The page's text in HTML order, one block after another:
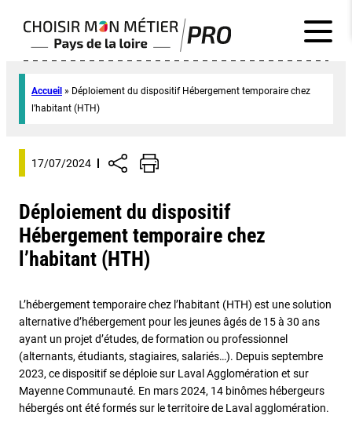
Accueil » Déploiement du dispositif Hébergement temporaire chez
l’habitant (HTH)
17/07/2024
Déploiement du dispositif
Hébergement temporaire chez
l’habitant (HTH)
L’hébergement temporaire chez l’habitant (HTH) est une solution
alternative d’hébergement pour les jeunes âgés de 15 à 30 ans
ayant un projet d’études, de formation ou professionnel
(alternants, étudiants, stagiaires, salariés…). Depuis septembre
2023, ce dispositif se déploie sur Laval Agglomération et sur
Mayenne Communauté. En mars 2024, 14 binômes hébergeurs
hébergés ont été formés sur le territoire de Laval agglomération.